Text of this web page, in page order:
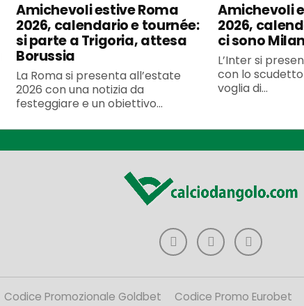
Amichevoli estive Roma
2026, calendario e tournée:
si parte a Trigoria, attesa
Borussia
La Roma si presenta all’estate
2026 con una notizia da
festeggiare e un obiettivo...
Amichevoli
2026,
ci sono
L’Inter si
con lo
voglia di...
Codice Promozionale Goldbet Codice Promo Eurobet